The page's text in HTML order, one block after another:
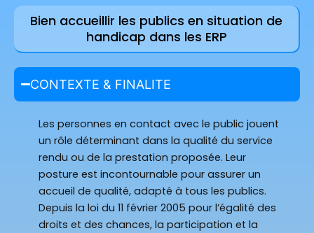
Bien accueillir les publics en situation de
handicap dans les ERP
CONTEXTE & FINALITE
Les personnes en contact avec le public jouent
un rôle déterminant dans la qualité du service
rendu ou de la prestation proposée. Leur
posture est incontournable pour assurer un
accueil de qualité, adapté à tous les publics.
Depuis la loi du 11 février 2005 pour l’égalité des
droits et des chances, la participation et la